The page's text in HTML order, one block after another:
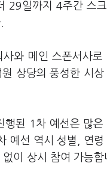
29일까지 4주간 스
와 메인 스폰서사로
상당의 풍성한 시상
된 1차 예선은 많은
예선 역시 성별, 연령
이 상시 참여 가능합